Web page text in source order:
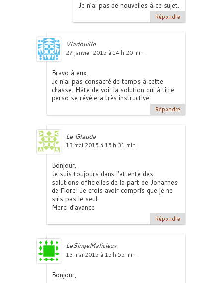
Je n’ai pas de nouvelles à ce sujet.
Répondre
Vladouille
27 janvier 2015 à 14 h 20 min
Bravo à eux.
Je n’ai pas consacré de temps à cette
chasse. Hâte de voir la solution qui à titre
perso se révélera très instructive.
Répondre
Le Glaude
13 mai 2015 à 15 h 31 min
Bonjour.
Je suis toujours dans l’attente des
solutions officielles de la part de Johannes
de Flore! Je crois avoir compris que je ne
suis pas le seul.
Merci d’avance
Répondre
LeSingeMalicieux
13 mai 2015 à 15 h 55 min
Bonjour,